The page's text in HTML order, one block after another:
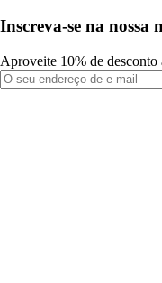
Inscreva-se na nossa
Aproveite 10% de desconto